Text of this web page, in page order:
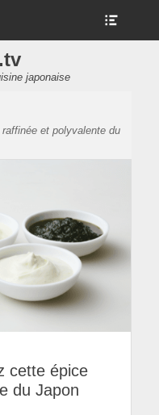
japonaise
et polyvalente du
cette épice
du Japon